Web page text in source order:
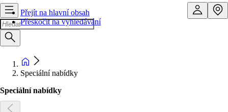
Přejít na hlavní obsah
Přeskočit na vyhledávání
Speciální nabídky
Speciální nabídky